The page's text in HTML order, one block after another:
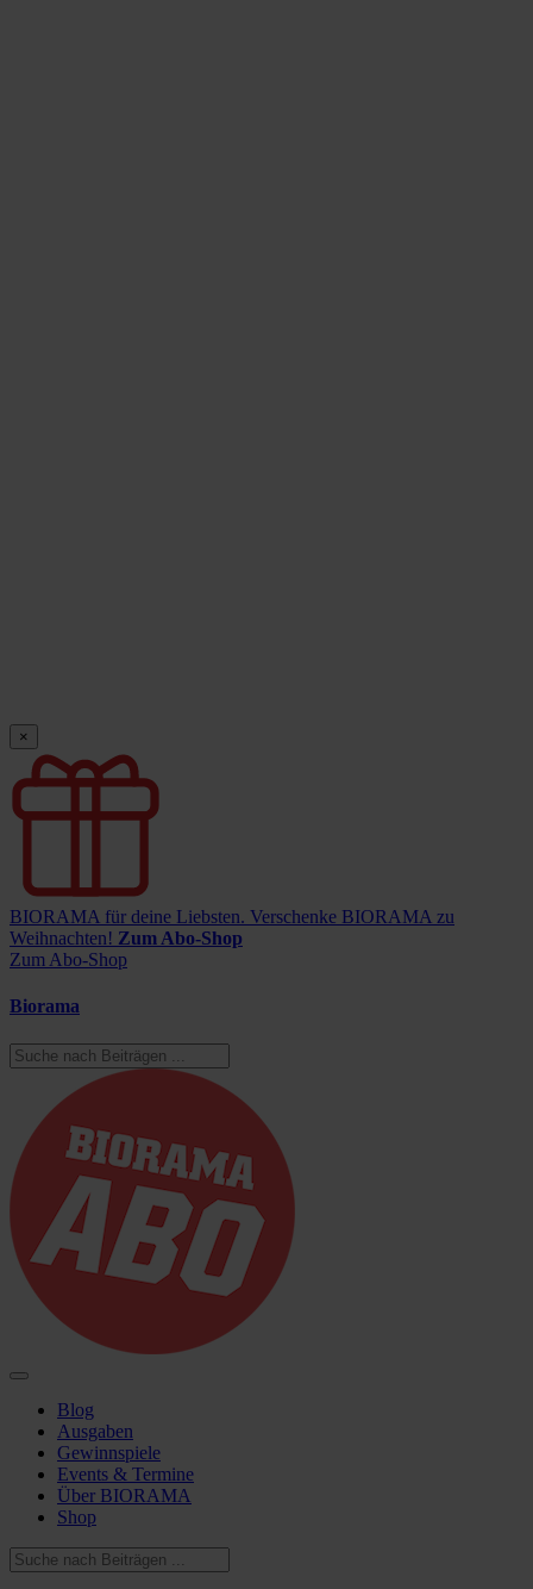
×
BIORAMA für deine Liebsten. Verschenke BIORAMA zu
Weihnachten! Zum Abo-Shop
Zum Abo-Shop
Biorama
Blog
Ausgaben
Gewinnspiele
Events & Termine
Über BIORAMA
Shop